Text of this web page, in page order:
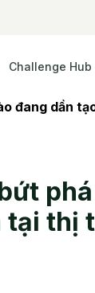
Challenge Hub
đang dần
tại thị